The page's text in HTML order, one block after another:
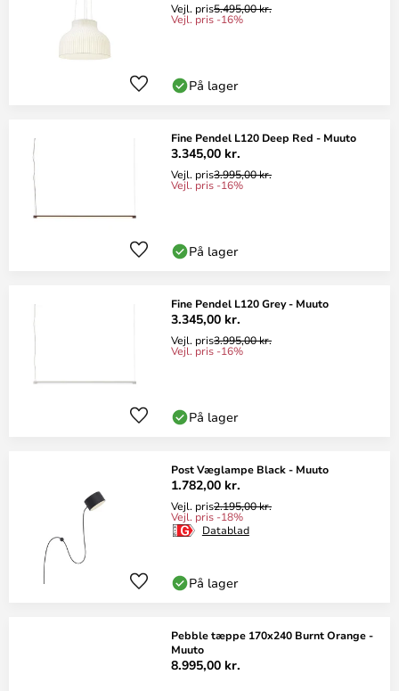
Vejl. pris5.495,00 kr.
Vejl. pris -16%
På lager
Fine Pendel L120 Deep Red - Muuto
3.345,00 kr.
Vejl. pris3.995,00 kr.
Vejl. pris -16%
På lager
Fine Pendel L120 Grey - Muuto
3.345,00 kr.
Vejl. pris3.995,00 kr.
Vejl. pris -16%
På lager
Post Væglampe Black - Muuto
1.782,00 kr.
Vejl. pris2.195,00 kr.
Vejl. pris -18%
Datablad
På lager
Pebble tæppe 170x240 Burnt Orange -
Muuto
8.995,00 kr.